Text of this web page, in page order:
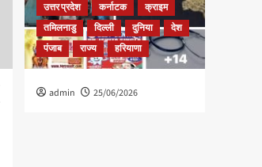
उत्तर प्रदेश
कर्नाटक
क्राइम
तमिलनाडु
दिल्ली दुनिया
देश
पंजाब
राज्य हरियाणा
admin 25/06/2026